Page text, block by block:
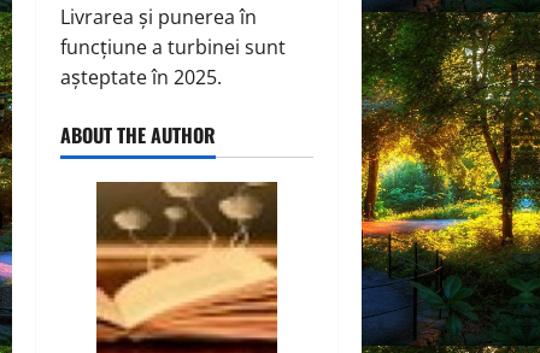
Livrarea și punerea în
funcțiune a turbinei sunt
așteptate în 2025.
ABOUT THE AUTHOR